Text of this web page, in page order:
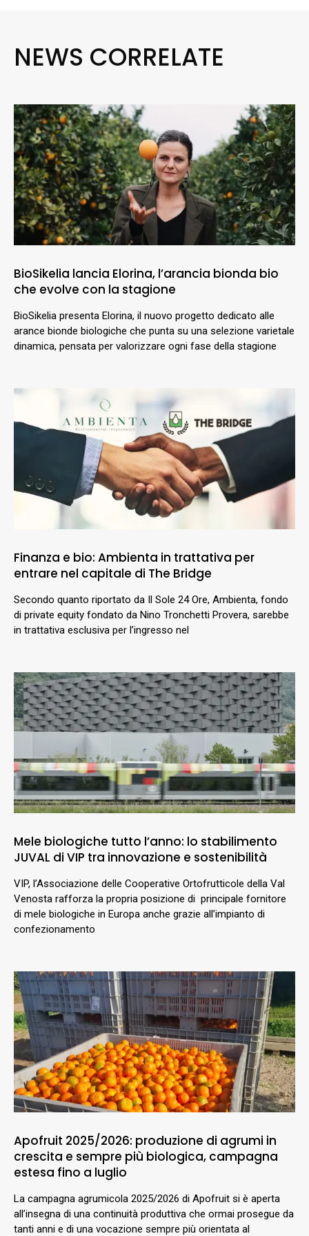
NEWS CORRELATE
BioSikelia lancia Elorina, l’arancia bionda bio
che evolve con la stagione
BioSikelia presenta Elorina, il nuovo progetto dedicato alle
arance bionde biologiche che punta su una selezione varietale
dinamica, pensata per valorizzare ogni fase della stagione
Finanza e bio: Ambienta in trattativa per
entrare nel capitale di The Bridge
Secondo quanto riportato da Il Sole 24 Ore, Ambienta, fondo
di private equity fondato da Nino Tronchetti Provera, sarebbe
in trattativa esclusiva per l’ingresso nel
Mele biologiche tutto l’anno: lo stabilimento
JUVAL di VIP tra innovazione e sostenibilità
VIP, l’Associazione delle Cooperative Ortofrutticole della Val
Venosta rafforza la propria posizione di principale fornitore
di mele biologiche in Europa anche grazie all’impianto di
confezionamento
Apofruit 2025/2026: produzione di agrumi in
crescita e sempre più biologica, campagna
estesa fino a luglio
La campagna agrumicola 2025/2026 di Apofruit si è aperta
all’insegna di una continuità produttiva che ormai prosegue da
tanti anni e di una vocazione sempre più orientata al